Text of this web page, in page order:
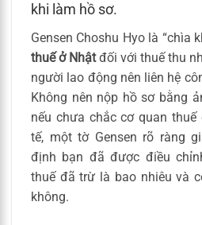
khi làm hồ sơ.
Gensen Choshu Hyo là “chìa
thuế ở Nhậtđối với thuế thu
người lao động nên liên hệ
Không nên nộp hồ sơ bằng
nếu chưa chắc cơ quan thuế
tế, một tờ Gensen rõ ràng
định bạn đã được điều
thuế đã trừ là bao nhiêu và
không.